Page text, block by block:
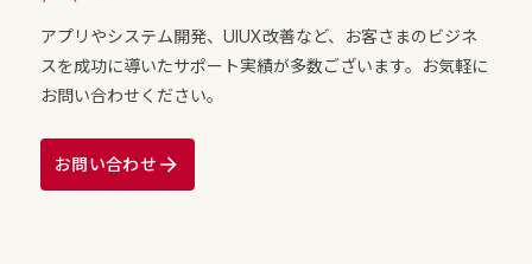
アプリやシステム開発、UIUX改善など、お客さまのビジネ
スを成功に導いたサポート実績が多数ございます。お気軽に
お問い合わせください。
お問い合わせ